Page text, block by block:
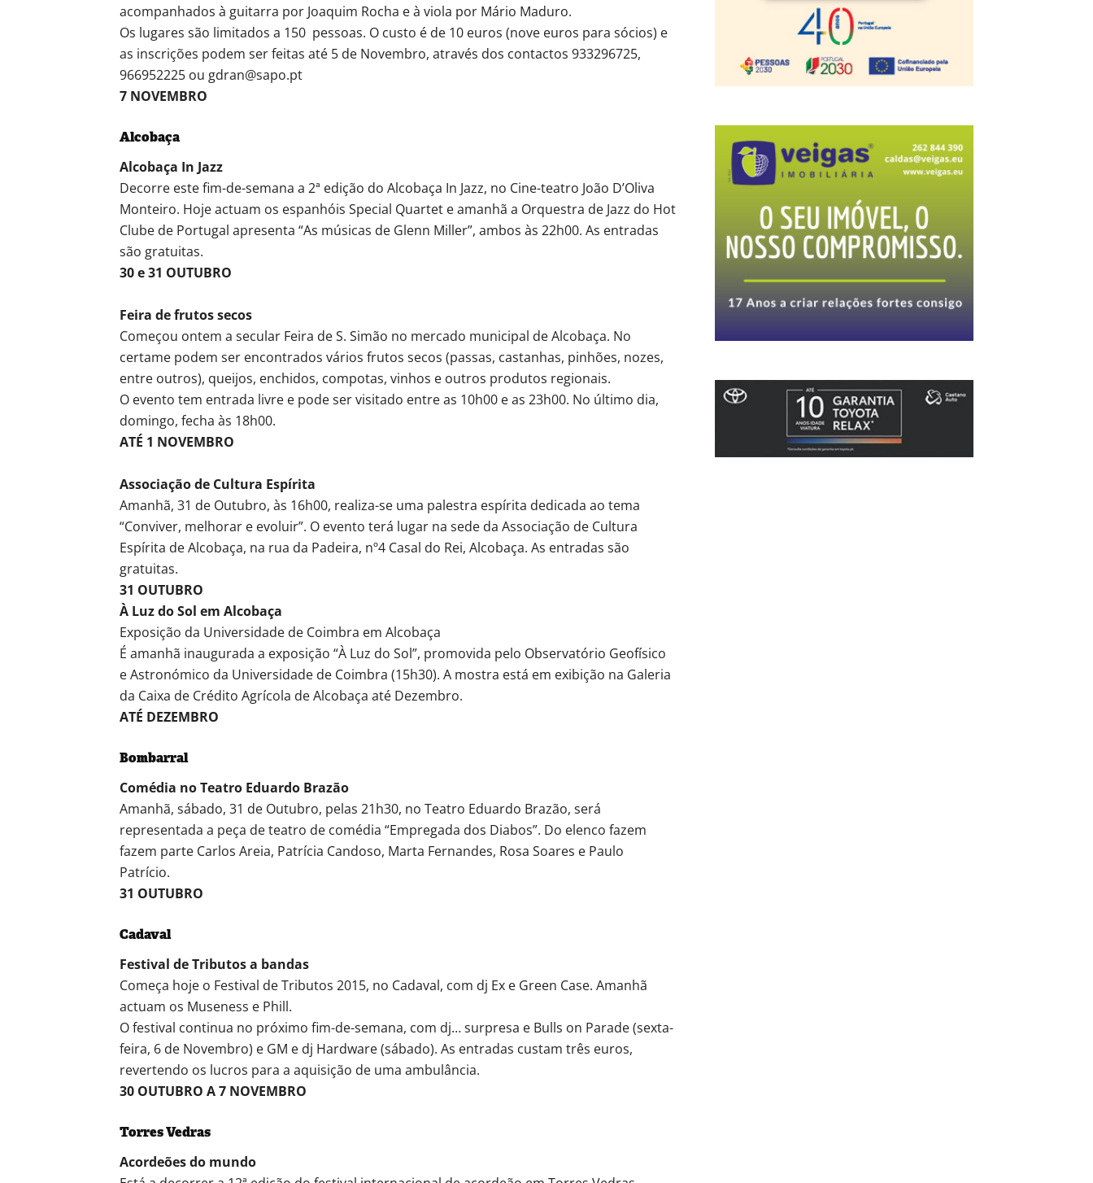
acompanhados à guitarra por Joaquim Rocha e à viola por Mário Maduro.
Os lugares são limitados a 150 pessoas. O custo é de 10 euros (nove euros para sócios) e
as inscrições podem ser feitas até 5 de Novembro, através dos contactos 933296725,
966952225 ou gdran@sapo.pt
7 NOVEMBRO
Alcobaça
Alcobaça In Jazz
Decorre este fim-de-semana a 2ª edição do Alcobaça In Jazz, no Cine-teatro João D’Oliva
Monteiro. Hoje actuam os espanhóis Special Quartet e amanhã a Orquestra de Jazz do Hot
Clube de Portugal apresenta “As músicas de Glenn Miller”, ambos às 22h00. As entradas
são gratuitas.
30 e 31 OUTUBRO
Feira de frutos secos
Começou ontem a secular Feira de S. Simão no mercado municipal de Alcobaça. No
certame podem ser encontrados vários frutos secos (passas, castanhas, pinhões, nozes,
entre outros), queijos, enchidos, compotas, vinhos e outros produtos regionais.
O evento tem entrada livre e pode ser visitado entre as 10h00 e as 23h00. No último dia,
domingo, fecha às 18h00.
ATÉ 1 NOVEMBRO
Associação de Cultura Espírita
Amanhã, 31 de Outubro, às 16h00, realiza-se uma palestra espírita dedicada ao tema
“Conviver, melhorar e evoluir”. O evento terá lugar na sede da Associação de Cultura
Espírita de Alcobaça, na rua da Padeira, nº4 Casal do Rei, Alcobaça. As entradas são
gratuitas.
31 OUTUBRO
À Luz do Sol em Alcobaça
Exposição da Universidade de Coimbra em Alcobaça
É amanhã inaugurada a exposição “À Luz do Sol”, promovida pelo Observatório Geofísico
e Astronómico da Universidade de Coimbra (15h30). A mostra está em exibição na Galeria
da Caixa de Crédito Agrícola de Alcobaça até Dezembro.
ATÉ DEZEMBRO
Bombarral
Comédia no Teatro Eduardo Brazão
Amanhã, sábado, 31 de Outubro, pelas 21h30, no Teatro Eduardo Brazão, será
representada a peça de teatro de comédia “Empregada dos Diabos”. Do elenco fazem
fazem parte Carlos Areia, Patrícia Candoso, Marta Fernandes, Rosa Soares e Paulo
Patrício.
31 OUTUBRO
Cadaval
Festival de Tributos a bandas
Começa hoje o Festival de Tributos 2015, no Cadaval, com dj Ex e Green Case. Amanhã
actuam os Museness e Phill.
O festival continua no próximo fim-de-semana, com dj… surpresa e Bulls on Parade (sexta-
feira, 6 de Novembro) e GM e dj Hardware (sábado). As entradas custam três euros,
revertendo os lucros para a aquisição de uma ambulância.
30 OUTUBRO A 7 NOVEMBRO
Torres Vedras
Acordeões do mundo